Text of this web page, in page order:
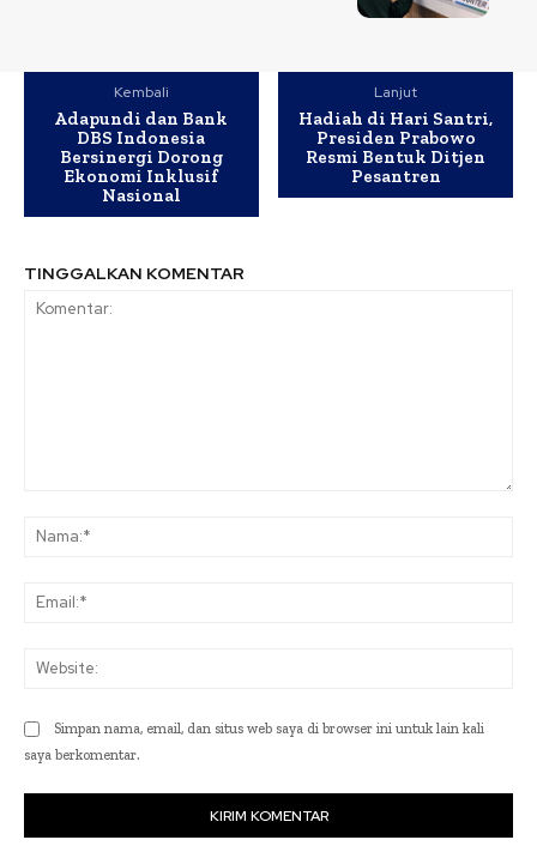
Kembali
Adapundi dan Bank
DBS Indonesia
Bersinergi Dorong
Ekonomi Inklusif
Nasional
Lanjut
Hadiah di Hari Santri,
Presiden Prabowo
Resmi Bentuk Ditjen
Pesantren
TINGGALKAN KOMENTAR
Simpan nama, email, dan situs web saya di browser ini untuk lain kali
saya berkomentar.